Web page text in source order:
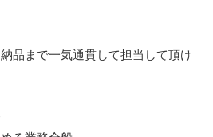
品まで一気通貫して担当して頂け